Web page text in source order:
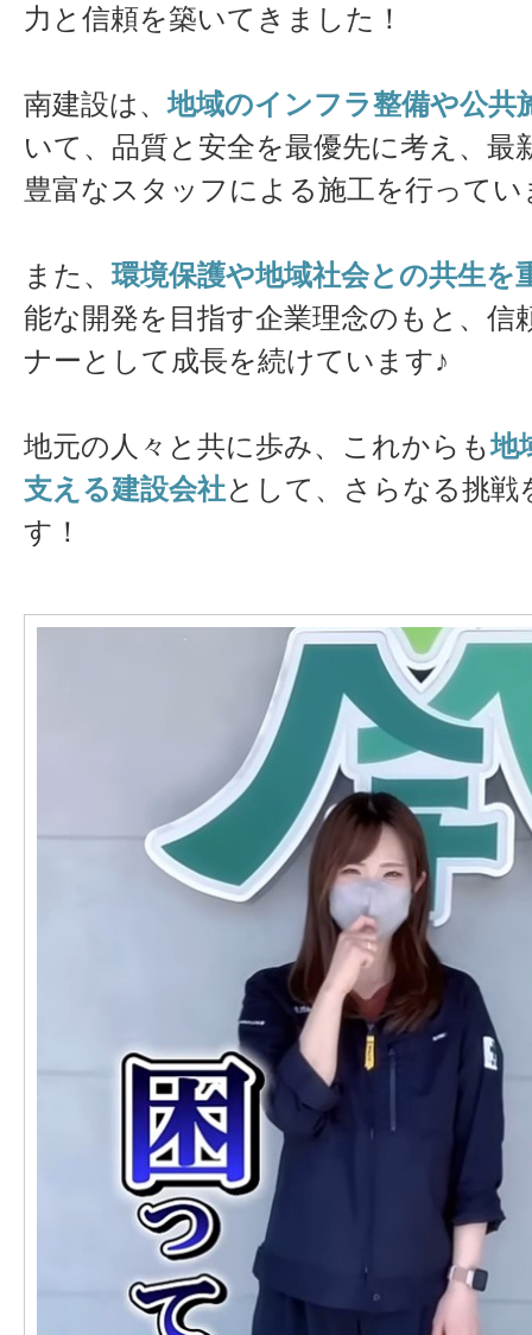
力と信頼を築いてきました！
南建設は、地域のインフラ整備や公共
いて、品質と安全を最優先に考え、最
豊富なスタッフによる施工を行ってい
また、 環境保護や地域社会との共生を
能な開発を目指す企業理念のもと、信
ナーとして成長を続けています♪
地元の人々と共に歩み、これからも地
支える建設会社として、さらなる挑
す！